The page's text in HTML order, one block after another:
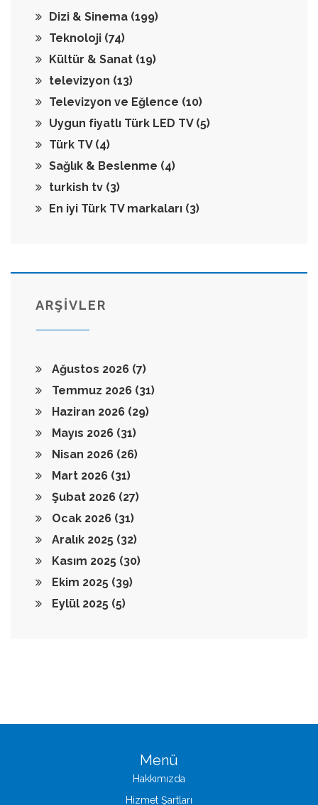
Dizi & Sinema (199)
Teknoloji (74)
Kültür & Sanat (19)
televizyon (13)
Televizyon ve Eğlence (10)
Uygun fiyatlı Türk LED TV (5)
Türk TV (4)
Sağlık & Beslenme (4)
turkish tv (3)
En iyi Türk TV markaları (3)
ARŞİVLER
Ağustos 2026 (7)
Temmuz 2026 (31)
Haziran 2026 (29)
Mayıs 2026 (31)
Nisan 2026 (26)
Mart 2026 (31)
Şubat 2026 (27)
Ocak 2026 (31)
Aralık 2025 (32)
Kasım 2025 (30)
Ekim 2025 (39)
Eylül 2025 (5)
Menü
Hakkımızda
Hizmet Şartları